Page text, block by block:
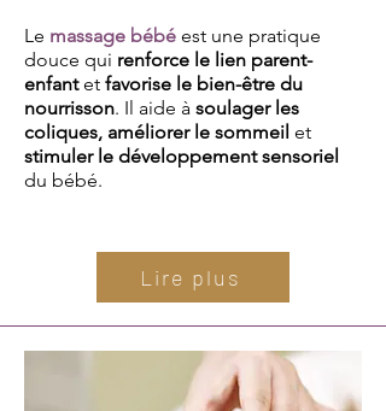
Le massage bébé est une pratique
douce qui renforce le lien parent-
enfantet favorise le bien-être du
nourrisson. Il aide à soulager les
coliques, améliorer le sommeil et
stimuler le développement sensoriel
du bébé.
Lire plus